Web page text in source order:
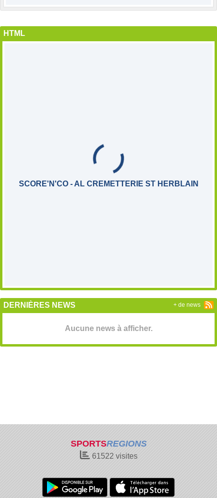
HTML
SCORE'N'CO - AL CREMETTERIE ST HERBLAIN
DERNIÈRES NEWS
Aucune news à afficher.
+ de news
SPORTSREGIONS
61522 visites